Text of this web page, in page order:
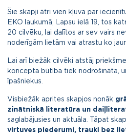
Šie skapji ātri vien kļuva par
EKO laukumā, Lapsu ielā 19, tos
20 cilvēku, lai dalītos ar sev vairs
noderīgām lietām vai atrastu ko
Lai arī biežāk cilvēki atstāj
koncepta būtība tiek nodrošināta,
īpašniekus.
Visbiežāk aprites skapjos nonāk
zinātniskā literatūra un
saglabājusies un aktuāla. Tāpat
virtuves piederumi, trauki bez